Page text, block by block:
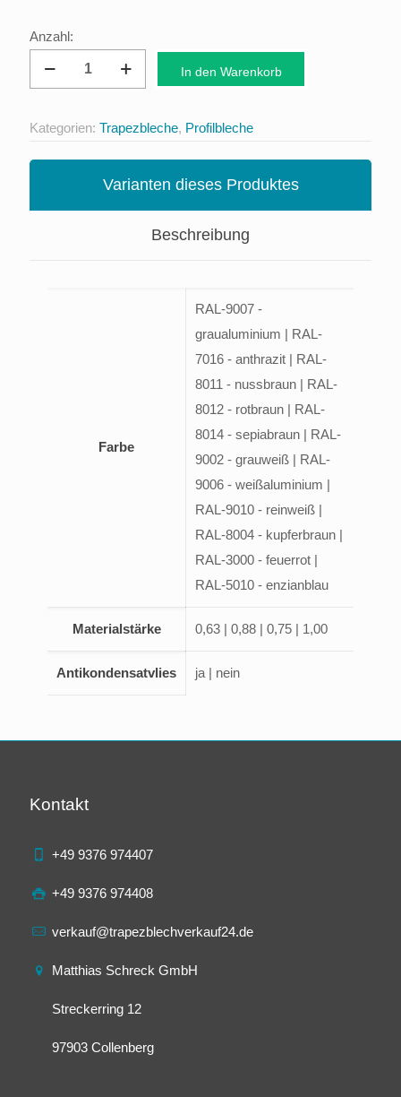
Dachprofil
Trapezblech
Menge
In den Warenkorb
Kategorien: Trapezbleche, Profilbleche
Varianten dieses Produktes
Beschreibung
Farbe
RAL-9007 -
graualuminium | RAL-
7016 - anthrazit | RAL-
8011 - nussbraun | RAL-
8012 - rotbraun | RAL-
8014 - sepiabraun | RAL-
9002 - grauweiß | RAL-
9006 - weißaluminium |
RAL-9010 - reinweiß |
RAL-8004 - kupferbraun |
RAL-3000 - feuerrot |
RAL-5010 - enzianblau
Materialstärke 0,63 | 0,88 | 0,75 | 1,00
Antikondensatvlies ja | nein
Kontakt
+49 9376 974407
+49 9376 974408
verkauf@trapezblechverkauf24.de
Matthias Schreck GmbH
Streckerring 12
97903 Collenberg